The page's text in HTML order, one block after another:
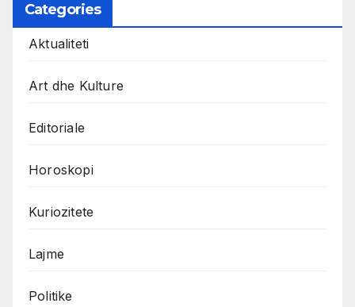
Categories
Aktualiteti
Art dhe Kulture
Editoriale
Horoskopi
Kuriozitete
Lajme
Politike